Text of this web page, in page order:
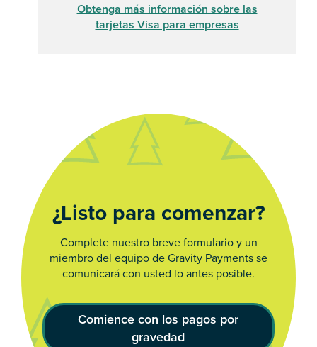
Obtenga más información sobre las
tarjetas Visa para empresas
¿Listo para comenzar?
Complete nuestro breve formulario y un
miembro del equipo de Gravity Payments se
comunicará con usted lo antes posible.
Comience con los pagos por
gravedad